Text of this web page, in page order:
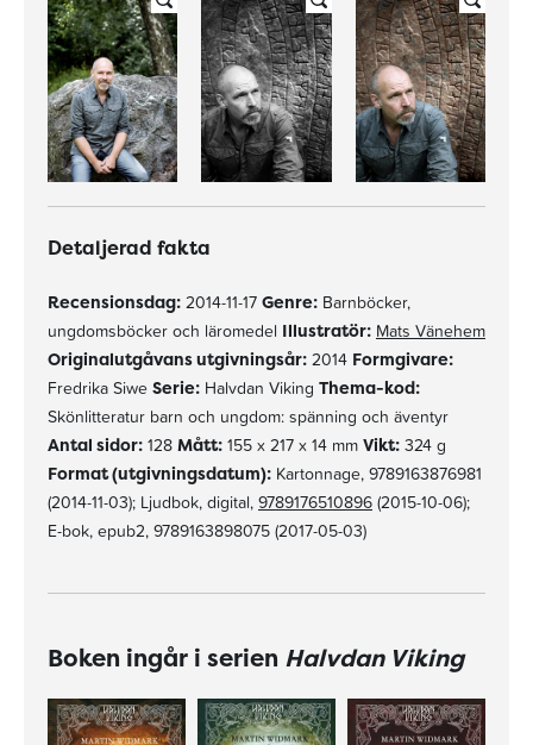
Detaljerad fakta
Recensionsdag: 2014-11-17 Genre: Barnböcker,
ungdomsböcker och läromedel Illustratör: Mats Vänehem
Originalutgåvans utgivningsår: 2014 Formgivare:
Fredrika Siwe Serie: Halvdan Viking Thema-kod:
Skönlitteratur barn och ungdom: spänning och äventyr
Antal sidor: 128 Mått: 155 x 217 x 14 mm Vikt: 324 g
Format (utgivningsdatum): Kartonnage, 9789163876981
(2014-11-03); Ljudbok, digital, 9789176510896 (2015-10-06);
E-bok, epub2, 9789163898075 (2017-05-03)
Boken ingår i serien Halvdan Viking